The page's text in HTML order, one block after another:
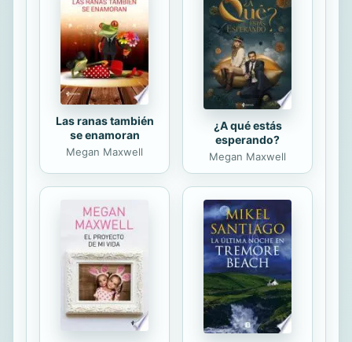
Las ranas también
se enamoran
Megan Maxwell
¿A qué estás
esperando?
Megan Maxwell